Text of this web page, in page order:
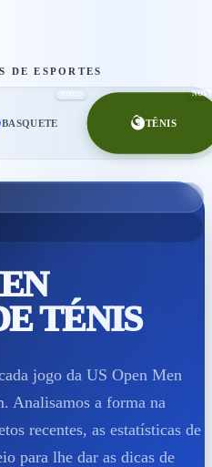
DE ESPORTES
BASQUETE
NOVO
TÊNIS
TÉNIS
jogo da US Open Men
Analisamos a forma na
recentes, as estatísticas de
para lhe dar as dicas de